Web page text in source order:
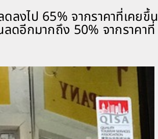
ลงไป 65% จากราคาที่เคยขึ้น
ดอีกมากถึง 50% จากราคาที่